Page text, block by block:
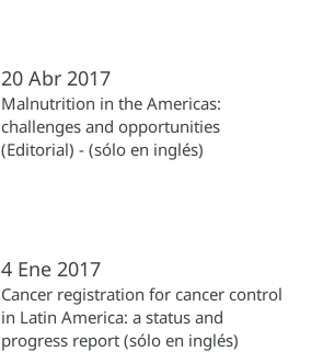
20 Abr 2017
Malnutrition in the Americas:
challenges and opportunities
(Editorial) - (sólo en inglés)
4 Ene 2017
Cancer registration for cancer control
in Latin America: a status and
progress report (sólo en inglés)